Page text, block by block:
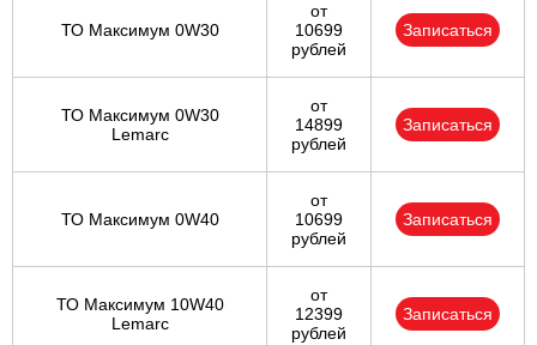
ТО Максимум 0W30
от
10699
рублей
Записаться
ТО Максимум 0W30
Lemarc
от
14899
рублей
Записаться
ТО Максимум 0W40
от
10699
рублей
Записаться
ТО Максимум 10W40
Lemarc
от
12399
рублей
Записаться